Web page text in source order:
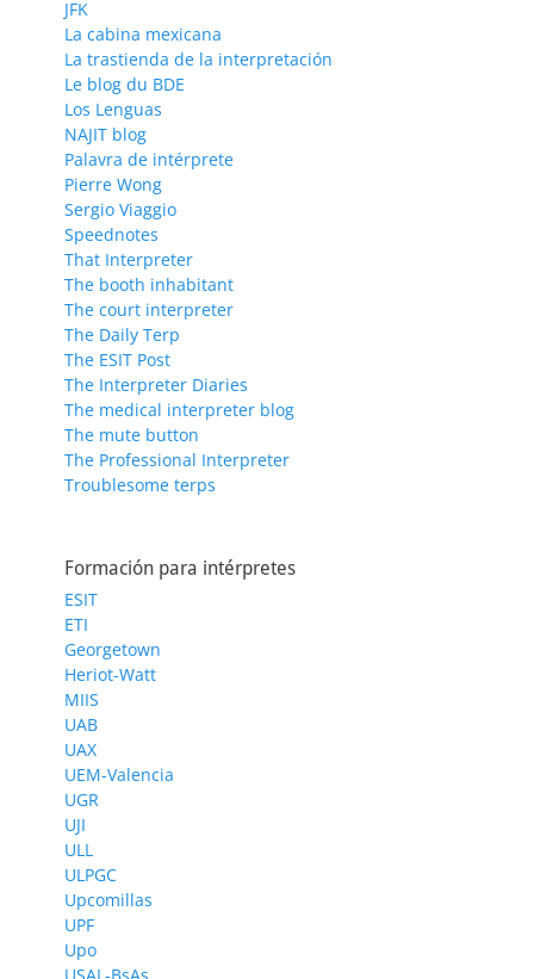
JFK
La cabina mexicana
La trastienda de la interpretación
Le blog du BDE
Los Lenguas
NAJIT blog
Palavra de intérprete
Pierre Wong
Sergio Viaggio
Speednotes
That Interpreter
The booth inhabitant
The court interpreter
The Daily Terp
The ESIT Post
The Interpreter Diaries
The medical interpreter blog
The mute button
The Professional Interpreter
Troublesome terps
Formación para intérpretes
ESIT
ETI
Georgetown
Heriot-Watt
MIIS
UAB
UAX
UEM-Valencia
UGR
UJI
ULL
ULPGC
Upcomillas
UPF
Upo